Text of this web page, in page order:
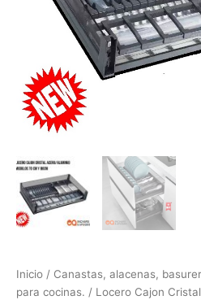
Inicio / Canastas, alacenas,
para cocinas. / Locero Cajon